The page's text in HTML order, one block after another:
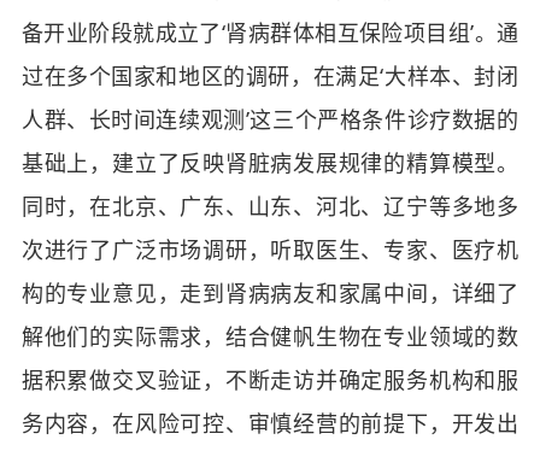
备开业阶段就成立了‘肾病群体相互保险项目组’。通
过在多个国家和地区的调研，在满足‘大样本、封闭
人群、长时间连续观测’这三个严格条件诊疗数据的
基础上，建立了反映肾脏病发展规律的精算模型。
同时，在北京、广东、山东、河北、辽宁等多地多
次进行了广泛市场调研，听取医生、专家、医疗机
构的专业意见，走到肾病病友和家属中间，详细了
解他们的实际需求，结合健帆生物在专业领域的数
据积累做交叉验证，不断走访并确定服务机构和服
务内容，在风险可控、审慎经营的前提下，开发出